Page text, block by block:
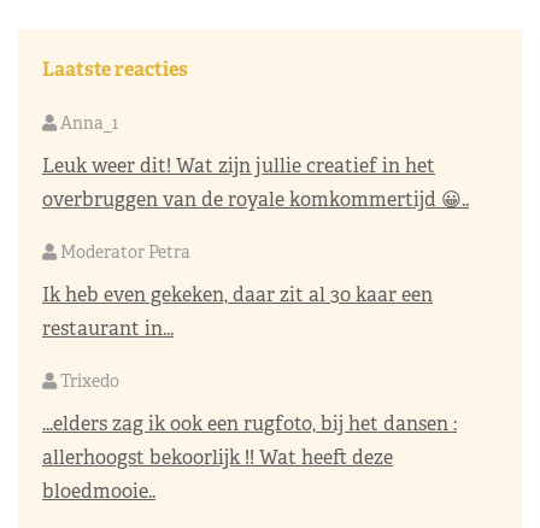
Laatste reacties
Anna_1
Leuk weer dit! Wat zijn jullie creatief in het
overbruggen van de royale komkommertijd 😀..
Moderator Petra
Ik heb even gekeken, daar zit al 30 kaar een
restaurant in...
Trixedo
...elders zag ik ook een rugfoto, bij het dansen :
allerhoogst bekoorlijk !! Wat heeft deze
bloedmooie..